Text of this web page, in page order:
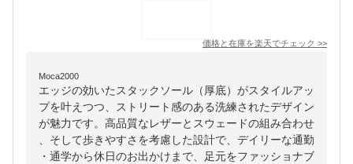
価格と在庫を楽天でチェック >>
Moca2000
エッジの効いたスタックソール（厚底）がスタイルアッ
プを叶えつつ、ストリート感のある洗練されたデザイン
が魅力です。高品質なレザーとスウェードの組み合わせ
、そして歩きやすさを考慮した設計で、デイリーな通勤
・通学から休日のお出かけまで、足元をファッショナブ